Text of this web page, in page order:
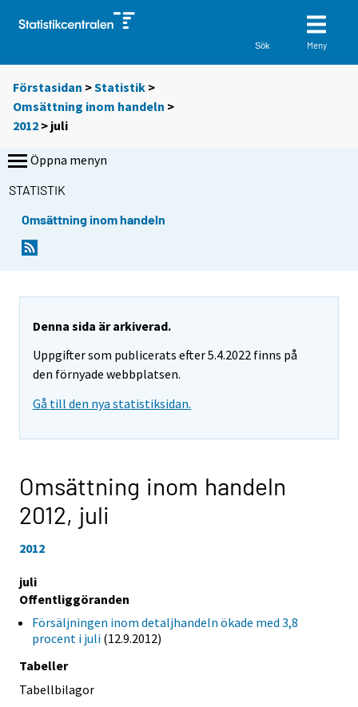
Sök Meny
Förstasidan >Statistik >
Omsättning inom handeln >
2012 > juli
Öppna menyn
STATISTIK
Omsättning inom handeln
Denna sida är arkiverad.
Uppgifter som publicerats efter 5.4.2022 finns på
den förnyade webbplatsen.
Gå till den nya statistiksidan.
Omsättning inom handeln
2012, juli
2012
juli
Offentliggöranden
Försäljningen inom detaljhandeln ökade med 3,8
procent i juli (12.9.2012)
Tabeller
Tabellbilagor